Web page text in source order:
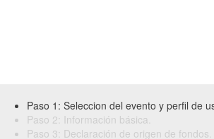
Paso 1: Seleccion del evento y perfil de
Paso 2: Información básica.
Paso 3: Declaración de origen de fondos.